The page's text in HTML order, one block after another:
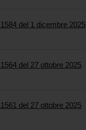
del 1 dicembre 2025
del 27 ottobre 2025
del 27 ottobre 2025